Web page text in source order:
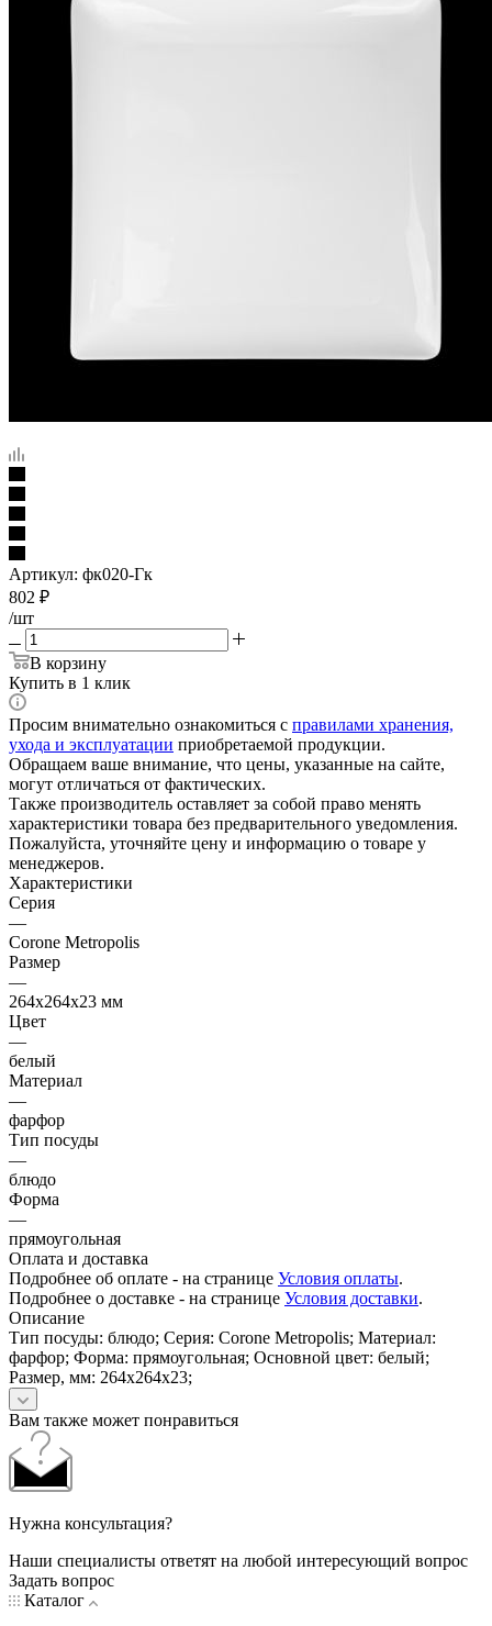
Артикул: фк020-Гк
802 ₽
/шт
В корзину
Купить в 1 клик
Просим внимательно ознакомиться с правилами хранения,
ухода и эксплуатации приобретаемой продукции.
Обращаем ваше внимание, что цены, указанные на сайте,
могут отличаться от фактических.
Также производитель оставляет за собой право менять
характеристики товара без предварительного уведомления.
Пожалуйста, уточняйте цену и информацию о товаре у
менеджеров.
Характеристики
Серия
—
Corone Metropolis
Размер
—
264х264х23 мм
Цвет
—
белый
Материал
—
фарфор
Тип посуды
—
блюдо
Форма
—
прямоугольная
Оплата и доставка
Подробнее об оплате - на странице Условия оплаты.
Подробнее о доставке - на странице Условия доставки.
Описание
Тип посуды: блюдо; Серия: Corone Metropolis; Материал:
фарфор; Форма: прямоугольная; Основной цвет: белый;
Размер, мм: 264х264х23;
Вам также может понравиться
Нужна консультация?
Наши специалисты ответят на любой интересующий вопрос
Задать вопрос
Каталог